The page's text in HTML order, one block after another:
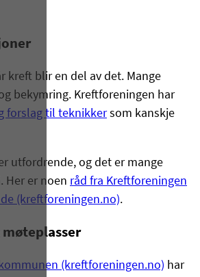
kreft blir en del av det. Mange
bekymring. Kreftforeningen har
forslag til teknikkersom kanskje
utfordrende, og det er mange
Her er noen råd fra Kreftforeningen
(kreftforeningen.no).
møteplasser
(kreftforeningen.no) har